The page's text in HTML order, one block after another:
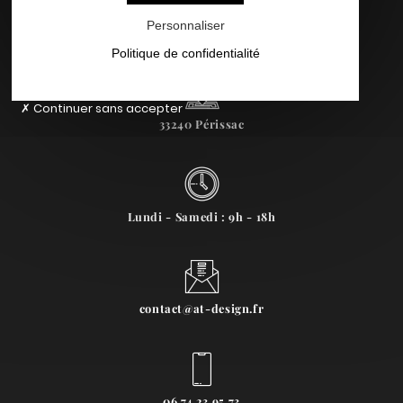
33240 Périssac
Lundi - Samedi : 9h - 18h
contact@at-design.fr
Personnaliser
Politique de confidentialité
Continuer sans accepter